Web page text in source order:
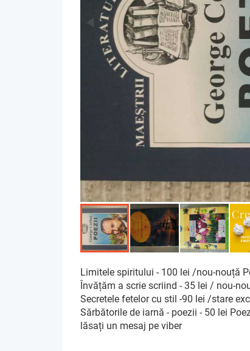
Limitele spiritului - 100 lei /nou-nouță
Învățăm a scrie scriind - 35 lei / nou-
Secretele fetelor cu stil -90 lei /stare
Sărbătorile de iarnă - poezii - 50 lei
lăsați un mesaj pe viber